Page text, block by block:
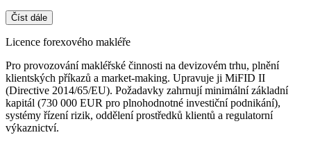
Číst dále
Licence forexového makléře
Pro provozování makléřské činnosti na devizovém trhu, plnění
klientských příkazů a market-making. Upravuje ji MiFID II
(Directive 2014/65/EU). Požadavky zahrnují minimální základní
kapitál (730 000 EUR pro plnohodnotné investiční podnikání),
systémy řízení rizik, oddělení prostředků klientů a regulatorní
výkaznictví.